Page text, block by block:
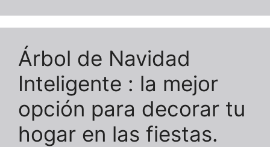
Árbol de Navidad
Inteligente : la mejor
opción para decorar tu
hogar en las fiestas.